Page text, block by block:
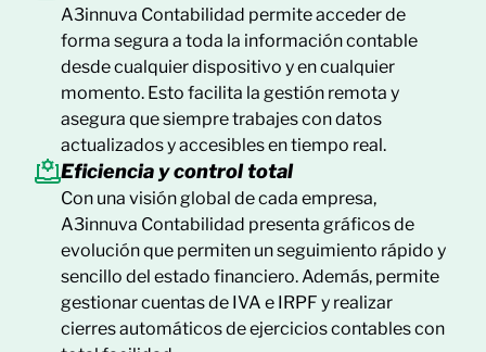
A3innuva Contabilidad permite acceder de
forma segura a toda la información contable
desde cualquier dispositivo y en cualquier
momento. Esto facilita la gestión remota y
asegura que siempre trabajes con datos
actualizados y accesibles en tiempo real.
Eficiencia y control total
Con una visión global de cada empresa,
A3innuva Contabilidad presenta gráficos de
evolución que permiten un seguimiento rápido y
sencillo del estado financiero. Además, permite
gestionar cuentas de IVA e IRPF y realizar
cierres automáticos de ejercicios contables con